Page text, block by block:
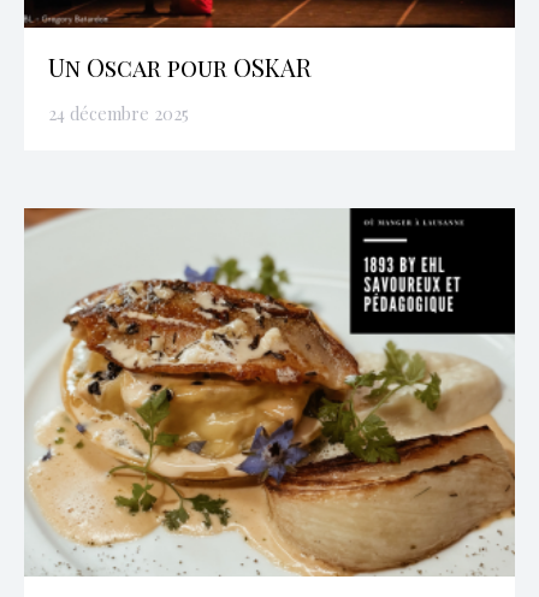
Un Oscar pour OSKAR
24 décembre 2025